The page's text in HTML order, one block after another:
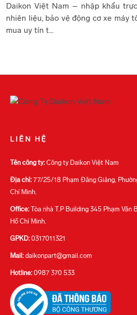
Daikon Việt Nam – nhập khẩu
nhiên liệu, bảo vệ động cơ xe máy
mua uy tín t...
LIÊN HỆ
Tên công ty: Công ty Daikon Việt Nam
Địa chỉ: 77/25/18 Phạm Đăng Giảng,
Chí Minh.
Office: Tòa nhà T.P Building 345 Phạm Văn
Hồ Chí Minh.
GPKD: 0317011321
Mail: daikonpart@gmail.com
Hotline: 0987 370 533